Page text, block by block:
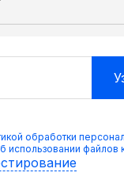
комплекте
для
в
обработки
файлов